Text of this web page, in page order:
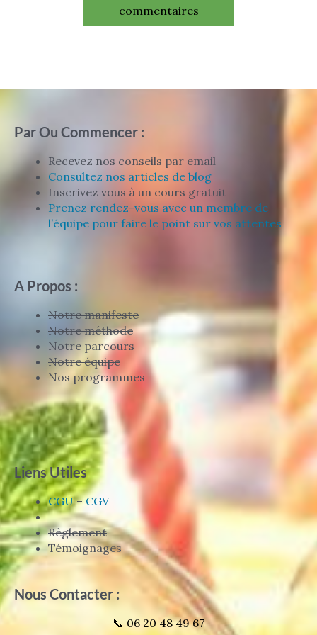
commentaires
Par Ou Commencer :
Recevez nos conseils par email
Consultez nos articles de blog
Inscrivez vous à un cours gratuit
Prenez rendez-vous avec un membre de
l’équipe pour faire le point sur vos attentes
A Propos :
Notre manifeste
Notre méthode
Notre parcours
Notre équipe
Nos programmes
Liens Utiles
CGU–CGV
Règlement
Témoignages
Nous Contacter :
📞 06 20 48 49 67